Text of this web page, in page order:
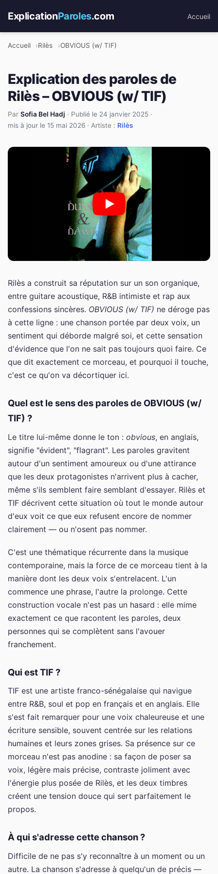
ExplicationParoles.com Accueil
Accueil Rilès OBVIOUS (w/ TIF)
Explication des paroles de
Rilès – OBVIOUS (w/ TIF)
Par Sofia Bel Hadj · Publié le 24 janvier 2025 ·
mis à jour le 15 mai 2026 · Artiste : Rilès
Rilès a construit sa réputation sur un son organique,
entre guitare acoustique, R&B intimiste et rap aux
confessions sincères. OBVIOUS (w/ TIF) ne déroge pas
à cette ligne : une chanson portée par deux voix, un
sentiment qui déborde malgré soi, et cette sensation
d'évidence que l'on ne sait pas toujours quoi faire. Ce
que dit exactement ce morceau, et pourquoi il touche,
c'est ce qu'on va décortiquer ici.
Quel est le sens des paroles de OBVIOUS (w/
TIF) ?
Le titre lui-même donne le ton : obvious, en anglais,
signifie "évident", "flagrant". Les paroles gravitent
autour d'un sentiment amoureux ou d'une attirance
que les deux protagonistes n'arrivent plus à cacher,
même s'ils semblent faire semblant d'essayer. Rilès et
TIF décrivent cette situation où tout le monde autour
d'eux voit ce que eux refusent encore de nommer
clairement — ou n'osent pas nommer.
C'est une thématique récurrente dans la musique
contemporaine, mais la force de ce morceau tient à la
manière dont les deux voix s'entrelacent. L'un
commence une phrase, l'autre la prolonge. Cette
construction vocale n'est pas un hasard : elle mime
exactement ce que racontent les paroles, deux
personnes qui se complètent sans l'avouer
franchement.
Qui est TIF ?
TIF est une artiste franco-sénégalaise qui navigue
entre R&B, soul et pop en français et en anglais. Elle
s'est fait remarquer pour une voix chaleureuse et une
écriture sensible, souvent centrée sur les relations
humaines et leurs zones grises. Sa présence sur ce
morceau n'est pas anodine : sa façon de poser sa
voix, légère mais précise, contraste joliment avec
l'énergie plus posée de Rilès, et les deux timbres
créent une tension douce qui sert parfaitement le
propos.
À qui s'adresse cette chanson ?
Difficile de ne pas s'y reconnaître à un moment ou un
autre. La chanson s'adresse à quelqu'un de précis —